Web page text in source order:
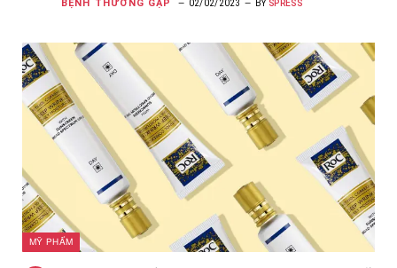
BỆNH THƯỜNG GẶP 02/02/2023 BY SPRESS
MỸ PHẨM